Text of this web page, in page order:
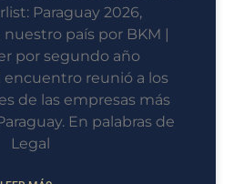
Paraguay 2026,
país por BKM |
por segundo año
encuentro reunió a los
de las empresas más
En palabras de
Legal